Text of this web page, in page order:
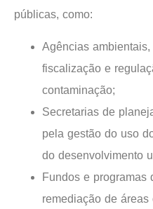
públicas, como:
Agências
fiscalização e
contaminação;
Secretarias de
pela gestão do uso
do desenvolvimento
Fundos e programas
remediação de áreas